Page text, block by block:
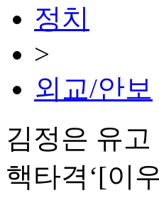
정치
>
외교/안보
김정은 유고
핵타격‘[이